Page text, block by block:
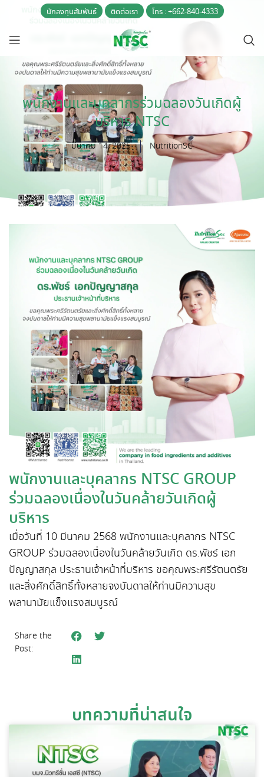
นักลงทุนสัมพันธ์ ติดต่อเรา โทร : +662-840-4333
พนักงานและบุคลากรร่วมฉลองวันเกิดผู้
บริหาร NTSC
มีนาคม 14, 2025 NutritionSC
พนักงานและบุคลากร NTSC GROUP
ร่วมฉลองเนื่องในวันคล้ายวันเกิดผู้
บริหาร
เมื่อวันที่ 10 มีนาคม 2568 พนักงานและบุคลากร NTSC
GROUP ร่วมฉลองเนื่องในวันคล้ายวันเกิด ดร.พัชร์ เอก
ปัญญาสกุล ประธานเจ้าหน้าที่บริหาร ขอคุณพระศรีรัตนตรัย
และสิ่งศักดิ์สิทธิ์ทั้งหลายจงบันดาลให้ท่านมีความสุข
พลานามัยแข็งแรงสมบูรณ์
Share the
Post:
บทความที่น่าสนใจ